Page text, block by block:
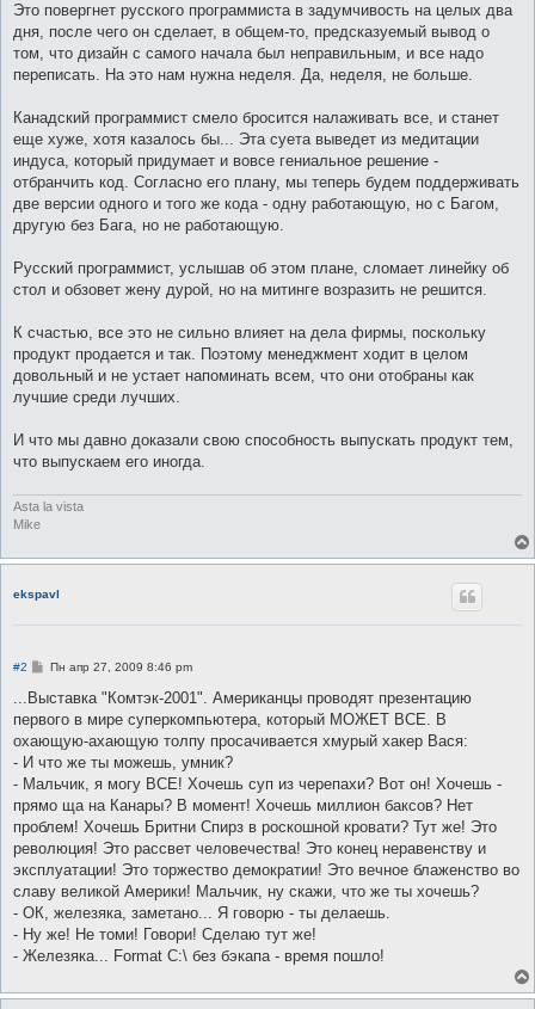
Это повергнет русского программиста в задумчивость на целых два
дня, после чего он сделает, в общем-то, предсказуемый вывод о
том, что дизайн с самого начала был неправильным, и все надо
переписать. На это нам нужна неделя. Да, неделя, не больше.
Канадский программист смело бросится налаживать все, и станет
еще хуже, хотя казалось бы... Эта суета выведет из медитации
индуса, который придумает и вовсе гениальное решение -
отбранчить код. Согласно его плану, мы теперь будем поддерживать
две версии одного и того же кода - одну работающую, но с Багом,
другую без Бага, но не работающую.
Русский программист, услышав об этом плане, сломает линейку об
стол и обзовет жену дурой, но на митинге возразить не решится.
К счастью, все это не сильно влияет на дела фирмы, поскольку
продукт продается и так. Поэтому менеджмент ходит в целом
довольный и не устает напоминать всем, что они отобраны как
лучшие среди лучших.
И что мы давно доказали свою способность выпускать продукт тем,
что выпускаем его иногда.
Asta la vista
Mike
ekspavl
#2
С
о
щ
е
и
е
Пн апр 27, 2009 8:46 pm
...Выставка "Комтэк-2001". Американцы проводят презентацию
первого в мире суперкомпьютера, который МОЖЕТ ВСЕ. В
охающую-ахающую толпу просачивается хмурый хакер Вася:
- И что же ты можешь, умник?
- Мальчик, я могу ВСЕ! Хочешь суп из черепахи? Вот он! Хочешь -
прямо ща на Канары? В момент! Хочешь миллион баксов? Нет
проблем! Хочешь Бритни Спирз в роскошной кровати? Тут же! Это
революция! Это рассвет человечества! Это конец неравенству и
эксплуатации! Это торжество демократии! Это вечное блаженство во
славу великой Америки! Мальчик, ну скажи, что же ты хочешь?
- ОК, железяка, заметано... Я говорю - ты делаешь.
- Ну же! Не томи! Говори! Сделаю тут же!
- Железяка... Format C:\ без бэкапа - время пошло!